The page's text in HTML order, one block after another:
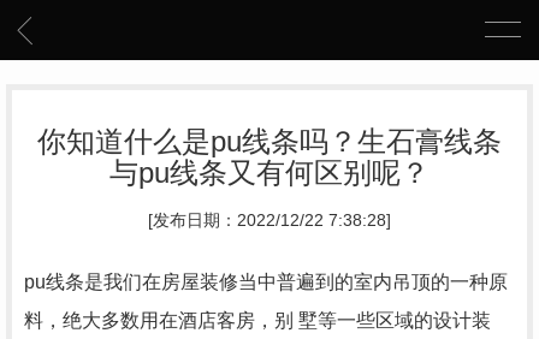
你知道什么是pu线条吗？生石膏线条
与pu线条又有何区别呢？
[发布日期：2022/12/22 7:38:28]
pu线条是我们在房屋装修当中普遍到的室内吊顶的一种原
料，绝大多数用在酒店客房，别 墅等一些区域的设计装